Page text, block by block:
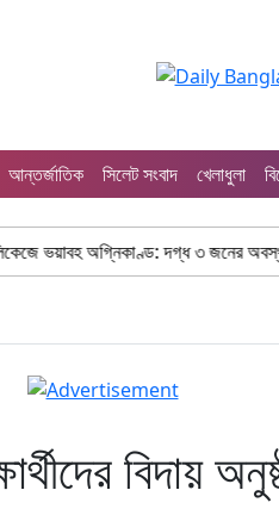
আন্তর্জাতিক সিলেট সংবাদ খেলাধুলা
দগ্ধ ৩ জনের অবস্থা আশঙ্কাজনক
বিদায়